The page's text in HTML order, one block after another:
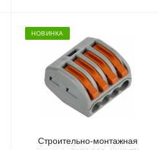
НОВИНКА
Строительно-монтажная